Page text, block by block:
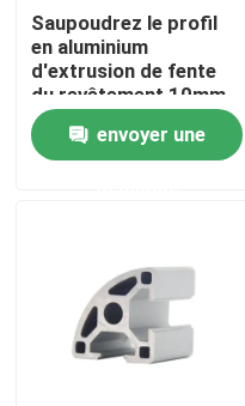
Profil en aluminium
Profil en aluminium
V profil en aluminium
Profil en aluminium
Saupoudrez le profil
en aluminium
d'extrusion de fente
du revêtement 10mm
4040G V
envoyer une